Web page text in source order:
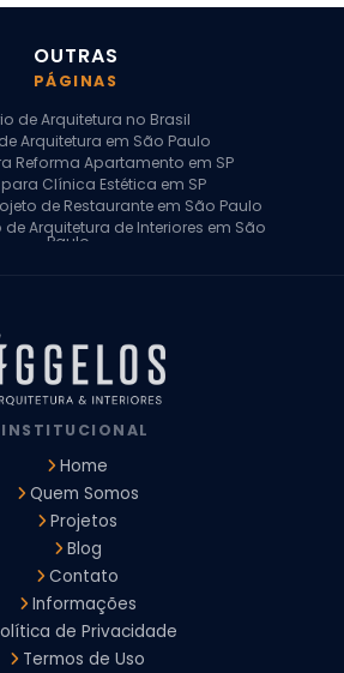
OUTRAS
PÁGINAS
de Arquitetura no Brasil
Arquitetura em São Paulo
Reforma Apartamento em SP
Clínica Estética em SP
de Restaurante em São Paulo
Arquitetura de Interiores em São
Paulo
Comercial em São Paulo
Comercial
Reforma de Apartamento
para Reforma Residencial
para Reforma de Casas
Interiores Apartamentos
de Interiores Residencial
de Arquitetura e Design
e Design de Interiores
de Design de Interiores
Arquitetura Institucional
Empresa de Arquitetura
de Arquitetura e Engenharia
Interiores
Escritorio de Arquitetura
INSTITUCIONAL
Home
Quem Somos
Projetos
Blog
Contato
Informações
de Privacidade
Termos de Uso